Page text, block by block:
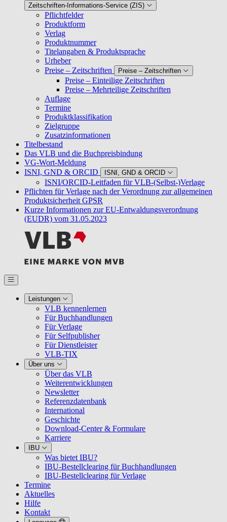
Zeitschriften-Informations-Service (ZIS)
Pflichtfelder
Produktform
Verlag
Produktnummer
Titelangaben & Produktsprache
Urheber
Preise – Zeitschriften
Preise – Zeitschriften
Preise – Einteilige Zeitschriften
Preise – Mehrteilige Zeitschriften
Auflage
Termine
Produktklassifikation
Zielgruppe
Zusatzinformationen
Titelbestand
Das VLB und die Buchpreisbindung
VG-Wort-Meldung
ISNI, GND & ORCID
ISNI, GND & ORCID
ISNI/ORCID-Leitfaden für VLB-(Selbst-)Verlage
Pflichten für Verlage nach der Verordnung zur allgemeinen
Produktsicherheit GPSR
Kurze Informationen zur EU-Entwaldungsverordnung
(EUDR) vom 31.05.2023
Leistungen
VLB kennenlernen
Für Buchhandlungen
Für Verlage
Für Selfpublisher
Für Dienstleister
VLB-TIX
Über uns
Über das VLB
Weiterentwicklungen
Newsletter
Referenzdatenbank
International
Geschichte
Download-Center & Formulare
Karriere
IBU
Was bietet IBU?
IBU-Bestellclearing für Buchhandlungen
IBU-Bestellclearing für Verlage
Termine
Aktuelles
Hilfe
Kontakt